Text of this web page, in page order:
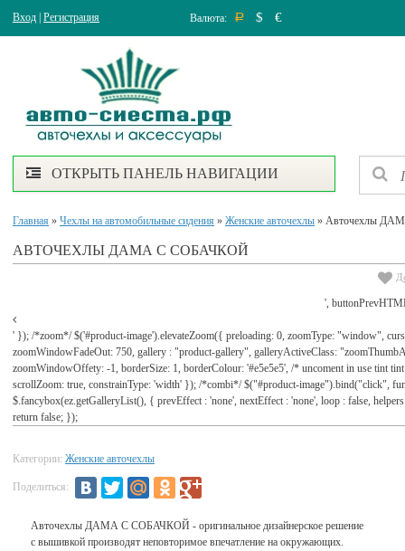
Вход Регистрация Валюта: Р $ €
ОТКРЫТЬ ПАНЕЛЬ НАВИГАЦИИ
Главная » Чехлы на автомобильные сидения » Женские авточехлы » Авточехлы
АВТОЧЕХЛЫ ДАМА С СОБАЧКОЙ
',
' }); /*zoom*/ $('#product-image').elevateZoom({ preloading: 0, zoomType: "window",
zoomWindowFadeOut: 750, gallery : "product-gallery", galleryActiveClass:
zoomWindowOffety: -1, borderSize: 1, borderColour: '#e5e5e5', /* uncoment in use tint
scrollZoom: true, constrainType: 'width' }); /*combi*/ $("#product-image").bind("click",
$.fancybox(ez.getGalleryList(), { prevEffect : 'none', nextEffect : 'none', loop : false,
return false; });
Категории: Женские авточехлы
Поделиться:
Авточехлы ДАМА С СОБАЧКОЙ - оригинальное дизайнерское решение
с вышивкой производят неповторимое впечатление на окружающих.